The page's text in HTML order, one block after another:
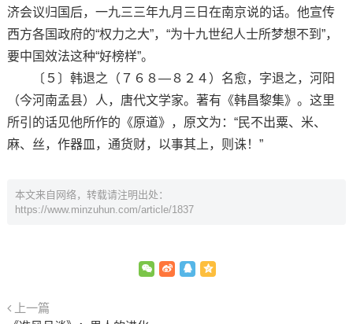
济会议归国后，一九三三年九月三日在南京说的话。他宣传
西方各国政府的“权力之大”，“为十九世纪人士所梦想不到”，
要中国效法这种“好榜样”。
〔５〕韩退之（７６８—８２４）名愈，字退之，河阳
（今河南孟县）人，唐代文学家。著有《韩昌黎集》。这里
所引的话见他所作的《原道》，原文为：“民不出粟、米、
麻、丝，作器皿，通货财，以事其上，则诛！”
本文来自网络，转载请注明出处：
https://www.minzuhun.com/article/1837
上一篇